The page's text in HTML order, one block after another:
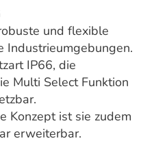
und flexible
Industrieumgebungen.
IP66, die
Multi Select Funktion
Konzept ist sie zudem
erweiterbar.